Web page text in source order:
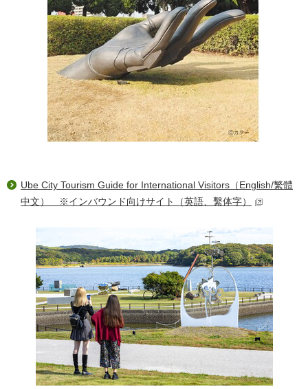
Ube City Tourism Guide for International Visitors（English/繁體
中文） ※インバウンド向けサイト（英語、繫体字）